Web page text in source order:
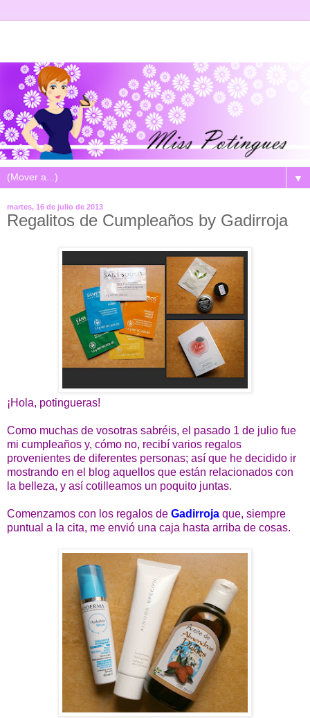
▼
martes, 16 de julio de 2013
Regalitos de Cumpleaños by Gadirroja
¡Hola, potingueras!
Como muchas de vosotras sabréis, el pasado 1 de julio fue
mi cumpleaños y, cómo no, recibí varios regalos
provenientes de diferentes personas; así que he decidido ir
mostrando en el blog aquellos que están relacionados con
la belleza, y así cotilleamos un poquito juntas.
Comenzamos con los regalos de Gadirroja que, siempre
puntual a la cita, me envió una caja hasta arriba de cosas.